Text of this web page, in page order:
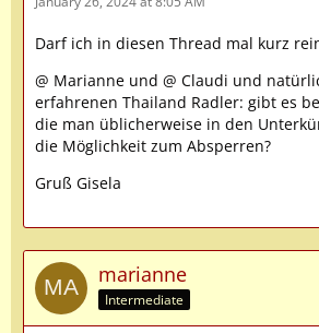
Darf ich in diesen Thread mal kurz
@ Marianne und @ Claudi und
erfahrenen Thailand Radler: gibt es
die man üblicherweise in den
die Möglichkeit zum Absperren?
Gruß Gisela
marianne
Intermediate